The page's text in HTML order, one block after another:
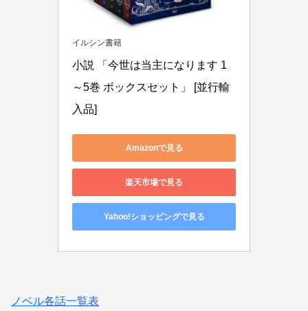
イルシン書籍
小説 「今世は当主になります 1
～5巻 ボックスセット」 [並行輸
入品]
Amazonで見る
楽天市場で見る
Yahoo!ショッピングで見る
ノベル各話一覧表